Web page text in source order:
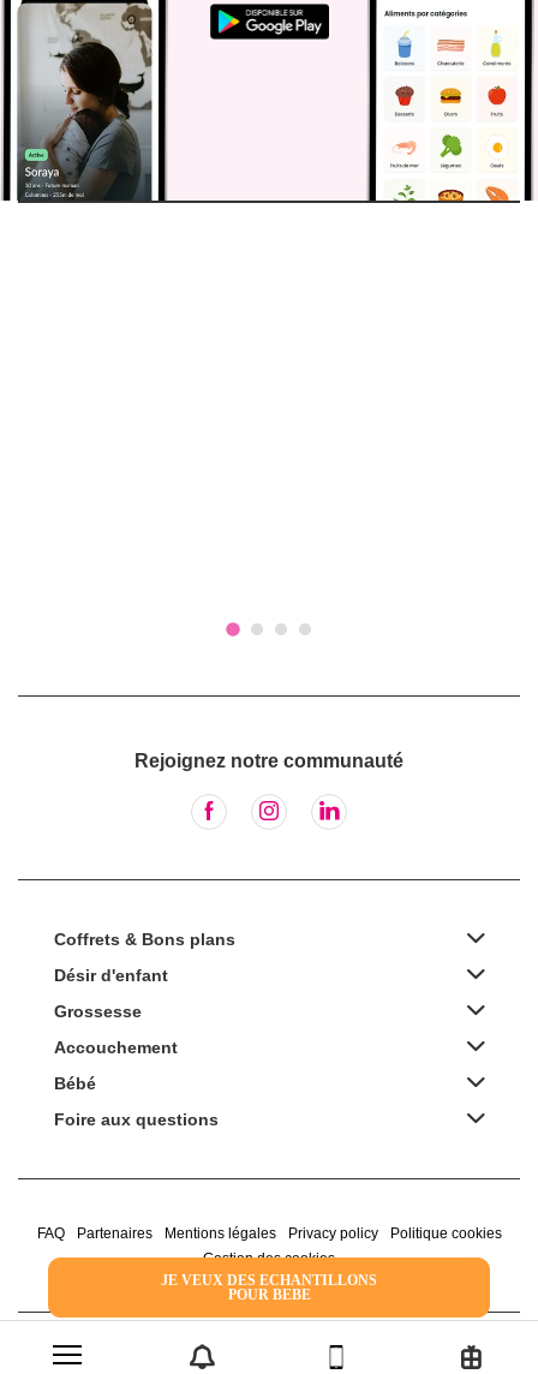
JE VEUX DES ECHANTILLONS
POUR BEBE
Rejoignez notre communauté
Coffrets & Bons plans
Désir d'enfant
Grossesse
Accouchement
Bébé
Foire aux questions
FAQ Partenaires Mentions légales Privacy policy
Politique cookies
Gestion des cookies
2022 Family Service - la Boîte Rose